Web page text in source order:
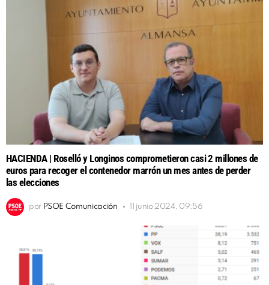
HACIENDA | Roselló y Longinos comprometieron casi 2 millones de
euros para recoger el contenedor marrón un mes antes de perder
las elecciones
por PSOE Comunicación 11 junio 2024, 09:56